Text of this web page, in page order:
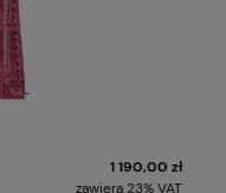
1 190,00 zł
zawiera 23% VAT